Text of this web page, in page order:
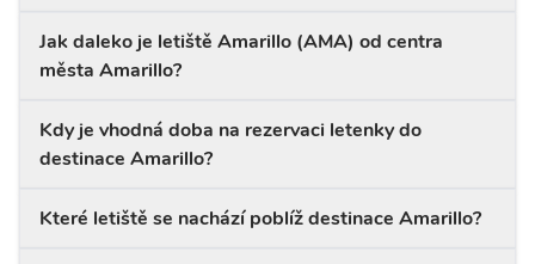
Jak daleko je letiště Amarillo (AMA) od centra
města Amarillo?
Kdy je vhodná doba na rezervaci letenky do
destinace Amarillo?
Které letiště se nachází poblíž destinace Amarillo?